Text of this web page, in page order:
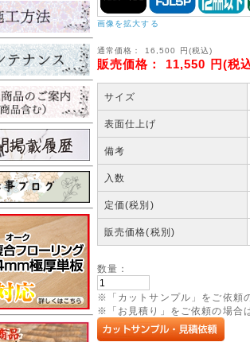
画像を拡大する
通常価格： 16,500 円(税込)
販売価格： 11,550 円(税
サイズ
表面仕上げ
備考
入数
定価(税別)
販売価格(税別)
数量：
※「カットサンプル」をご依頼
※「お見積り」をご依頼の場合